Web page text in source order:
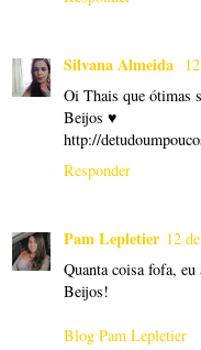
Silvana Almeida
Oi Thais que ótimas
Beijos ♥
http://
Responder
Pam Lepletier 12
Quanta coisa fofa,
Beijos!
Blog Pam Lepletier